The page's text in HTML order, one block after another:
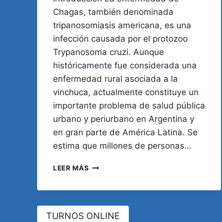
Chagas, también denominada
tripanosomiasis americana, es una
infección causada por el protozoo
Trypanosoma cruzi. Aunque
históricamente fue considerada una
enfermedad rural asociada a la
vinchuca, actualmente constituye un
importante problema de salud pública
urbano y periurbano en Argentina y
en gran parte de América Latina. Se
estima que millones de personas…
LEER MÁS ENFERMEDAD
Y
PREVALENCIA
TURNOS ONLINE